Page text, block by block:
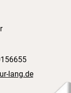
lang.de